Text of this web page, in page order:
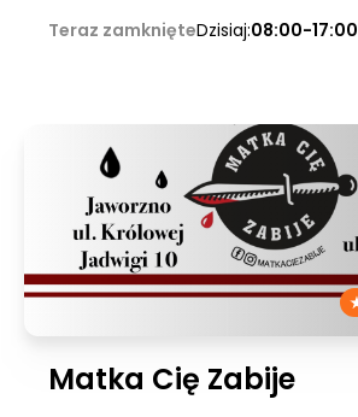
Teraz zamknięteDzisiaj:08:00-17:00
Matka Cię Zabije